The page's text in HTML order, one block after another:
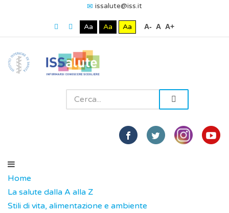
issalute@iss.it
Aa Aa Aa A- A A+
Home
La salute dalla A alla Z
Stili di vita, alimentazione e ambiente